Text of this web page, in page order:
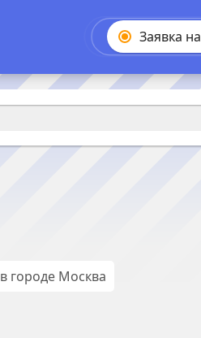
Заявка на
в городе Москва